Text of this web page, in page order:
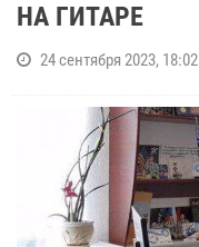
НА ГИТАРЕ
24 сентября 2023, 18:02